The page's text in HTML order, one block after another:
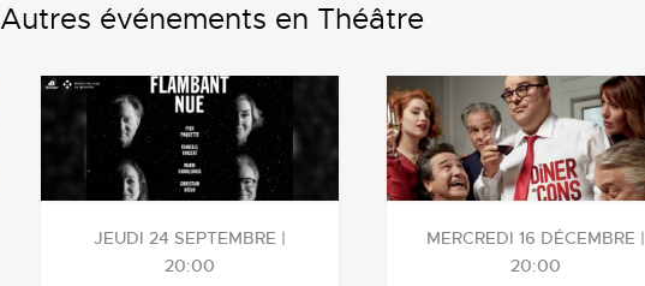
Autres événements en Théâtre
JEUDI 24 SEPTEMBRE |
20:00
MERCREDI 16 DÉCEMBRE |
20:00